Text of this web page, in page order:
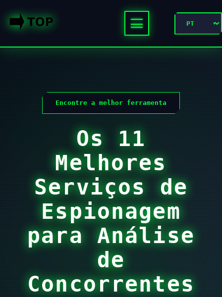
Encontre a melhor ferramenta
Os 11
Melhores
Serviços de
Espionagem
para Análise
de
Concorrentes